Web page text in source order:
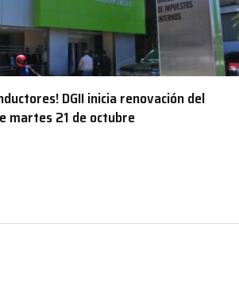
DGII inicia renovación del
martes 21 de octubre